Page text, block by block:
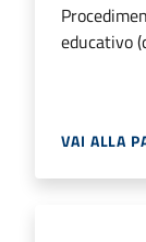
educativo
VAI ALLA